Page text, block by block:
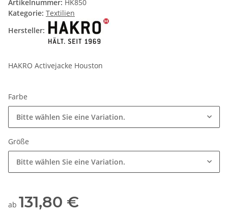
Artikelnummer: HK850
Kategorie: Textilien
Hersteller:
HAKRO Activejacke Houston
Farbe
Bitte wählen Sie eine Variation.
Größe
Bitte wählen Sie eine Variation.
ab 131,80 €